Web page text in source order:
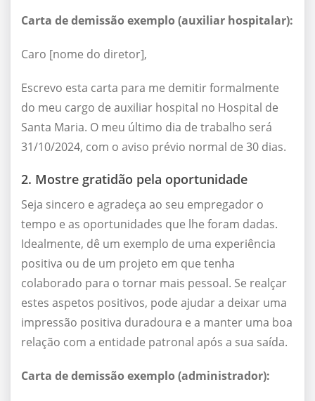
Carta de demissão exemplo (auxiliar hospitalar):
Caro [nome do diretor],
Escrevo esta carta para me demitir formalmente
do meu cargo de auxiliar hospital no Hospital de
Santa Maria. O meu último dia de trabalho será
31/10/2024, com o aviso prévio normal de 30 dias.
2. Mostre gratidão pela oportunidade
Seja sincero e agradeça ao seu empregador o
tempo e as oportunidades que lhe foram dadas.
Idealmente, dê um exemplo de uma experiência
positiva ou de um projeto em que tenha
colaborado para o tornar mais pessoal. Se realçar
estes aspetos positivos, pode ajudar a deixar uma
impressão positiva duradoura e a manter uma boa
relação com a entidade patronal após a sua saída.
Carta de demissão exemplo (administrador):